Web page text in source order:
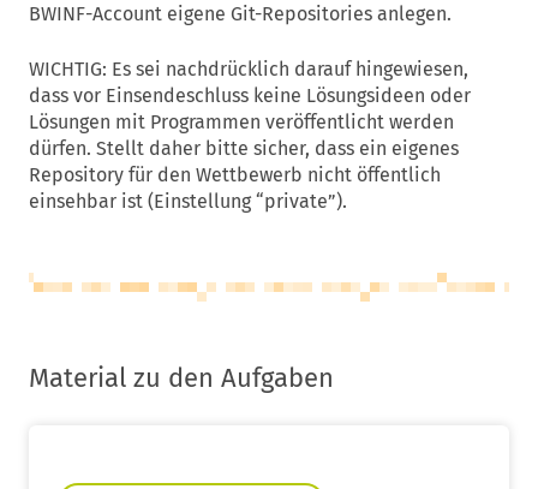
BWINF-Account eigene Git-Repositories anlegen.
WICHTIG: Es sei nachdrücklich darauf hingewiesen,
dass vor Einsendeschluss keine Lösungsideen oder
Lösungen mit Programmen veröffentlicht werden
dürfen. Stellt daher bitte sicher, dass ein eigenes
Repository für den Wettbewerb nicht öffentlich
einsehbar ist (Einstellung “private”).
Material zu den Aufgaben